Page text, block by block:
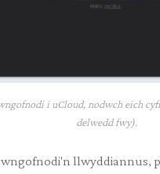
i uCloud, nodwch eich
delwedd fwy).
llwyddiannus,